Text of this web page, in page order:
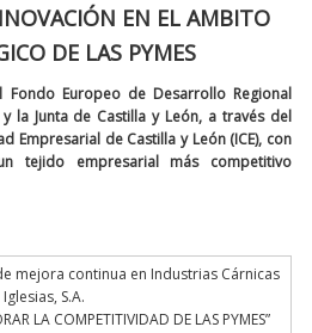
EN EL AMBITO
DE LAS PYMES
Europeo de Desarrollo Regional
y la Junta de Castilla y León, a través del
Empresarial de Castilla y León (ICE), con
tejido empresarial más competitivo
mejora continua en Industrias Cárnicas
Iglesias, S.A.
LA COMPETITIVIDAD DE LAS PYMES”